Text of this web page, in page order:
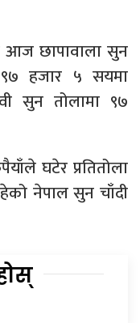
आज छापावाला सुन
हजार ५ सयमा
सुन तोलामा ९७
घटेर प्रतितोला
नेपाल सुन चाँदी